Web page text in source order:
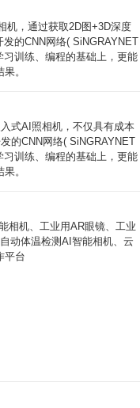
机，通过获取2D图+3D深度
的CNN网络( SiNGRAYNET
训练、编程的基础上，更能
。
式AI照相机，不仅具有成本
的CNN网络( SiNGRAYNET
训练、编程的基础上，更能
。
相机、工业用AR眼镜、工业
动体温检测AI智能相机、云
平台